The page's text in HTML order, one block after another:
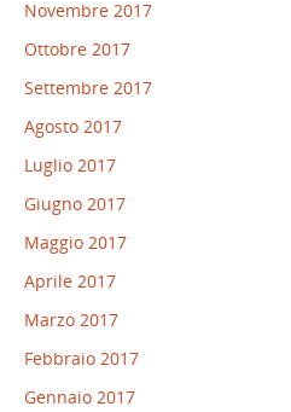
Novembre 2017
Ottobre 2017
Settembre 2017
Agosto 2017
Luglio 2017
Giugno 2017
Maggio 2017
Aprile 2017
Marzo 2017
Febbraio 2017
Gennaio 2017